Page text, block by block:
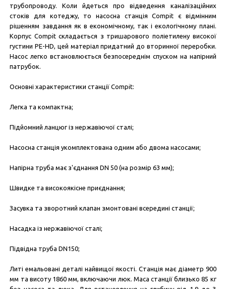
трубопроводу. Коли йдеться про відведення каналізаційних
стоків для котеджу, то насосна станція Compit є відмінним
рішенням завдання як в економічному, так і екологічному плані.
Корпус Compit складається з тришарового поліетилену високої
густини PE-HD, цей матеріал придатний до вторинної переробки.
Насос легко встановлюється безпосереднім спуском на напірний
патрубок.
Основні характеристики станції Compit:
Легка та компактна;
Підйомний ланцюг із нержавіючої сталі;
Насосна станція укомплектована одним або двома насосами;
Напірна труба має з'єднання DN 50 (на розмір 63 мм);
Швидке та високоякісне приєднання;
Засувка та зворотний клапан змонтовані всередині станції;
Насадка із нержавіючої сталі;
Підвідна труба DN150;
Литі емальовані деталі найвищої якості. Станція має діаметр 900
мм та висоту 1860 мм, включаючи люк. Маса станції близько 85 кг